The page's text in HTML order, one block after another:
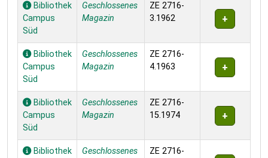
Bibliothek
Campus
Süd
Geschlossenes
Magazin
ZE 2716-
3.1962
Bibliothek
Campus
Süd
Geschlossenes
Magazin
ZE 2716-
4.1963
Bibliothek
Campus
Süd
Geschlossenes
Magazin
ZE 2716-
15.1974
Bibliothek
Geschlossenes
ZE 2716-